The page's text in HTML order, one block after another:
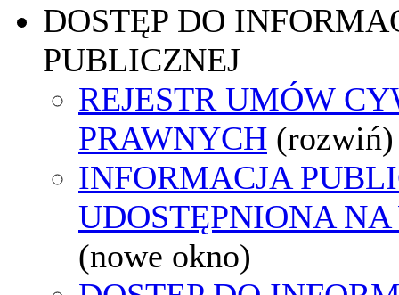
DOSTĘP DO
PUBLICZNEJ
REJESTR UMÓW
PRAWNYCH (rozwiń)
INFORMACJA
UDOSTĘPNIONA
(nowe okno)